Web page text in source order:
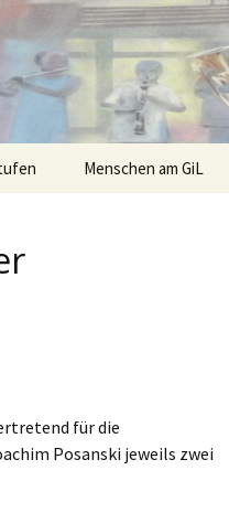
Menschen am GiL
für die
Posanski jeweils zwei